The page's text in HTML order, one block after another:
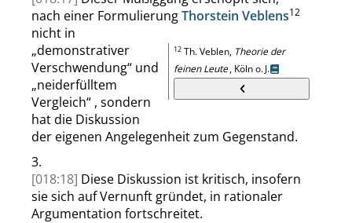
nach einer FormulierungThorstein Veblens12
12 Th.Veblen, Theorie der
feinen Leute, Köln o. J.
nicht in
„demonstrativer
Verschwendung“ und
„neiderfülltem
Vergleich“ , sondern
hat die Diskussion
der eigenen Angelegenheitzum Gegenstand.
3.
[018:18] Diese Diskussion ist kritisch, insofern
sie sich auf Vernunft gründet, in rationaler
Argumentation fortschreitet.